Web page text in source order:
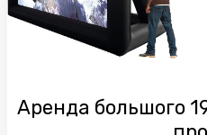
Аренда большого